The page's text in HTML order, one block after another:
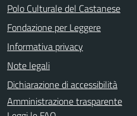
Polo Culturale del Castanese
Fondazione per Leggere
Informativa privacy
Note legali
Dichiarazione di accessibilità
Amministrazione trasparente